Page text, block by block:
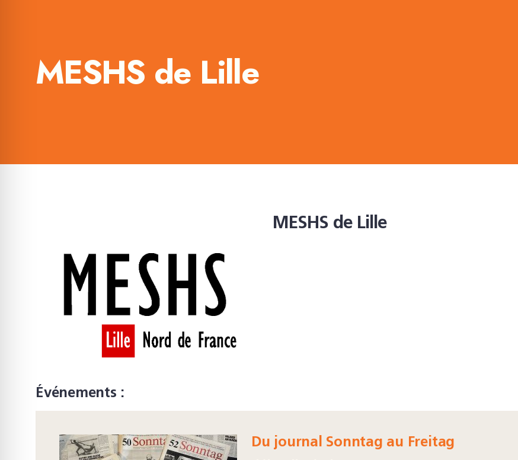
MESHS de Lille
MESHS de Lille
Événements :
Du journal Sonntag au Freitag